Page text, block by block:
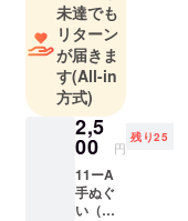
理は身近で
した。た
だ、私自身
はロシアと
はまったく
関係なく過
ごしてきま
した。大学
卒業後、某
未達でも
リターン
が届きま
す(All-in
方式)
2,5
00 円
残り25
11ーA
手ぬぐ
い（ピ